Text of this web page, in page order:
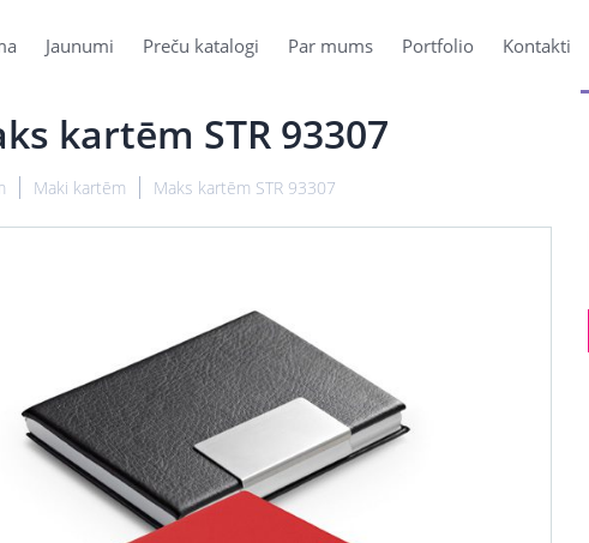
Jaunumi Preču katalogi Par mums Portfolio Kontakti
kartēm STR 93307
Maki kartēm Maks kartēm STR 93307